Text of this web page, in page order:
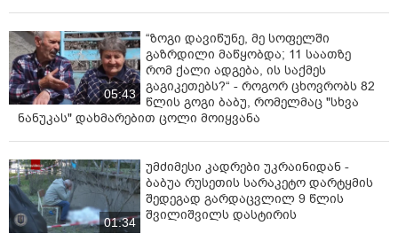
05:43
“ზოგი დავიწუნე, მე სოფელში
გაზრდილი მაწყობდა; 11 საათზე
რომ ქალი ადგება, ის საქმეს
გაგიკეთებს?“ - როგორ ცხოვრობს 82
წლის გოგი ბაბუ, რომელმაც "სხვა
ნანუკას" დახმარებით ცოლი მოიყვანა
01:34
უმძიმესი კადრები უკრაინიდან -
ბაბუა რუსეთის სარაკეტო დარტყმის
შედეგად გარდაცვლილ 9 წლის
შვილიშვილს დასტირის